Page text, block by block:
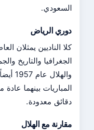
السعودي.
دوري الرياض
كلا الناديين يمثلان
والهلال
المباريات بينهما عادة
دقائق معدودة.
مقارنة مع الهلال